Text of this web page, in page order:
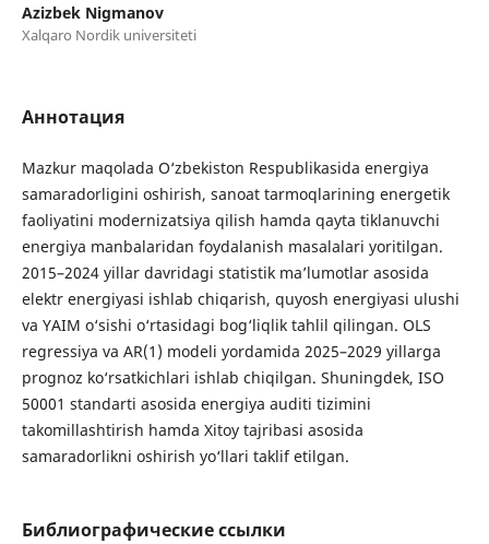
Azizbek Nigmanov
Xalqaro Nordik universiteti
Аннотация
Mazkur maqolada O‘zbekiston Respublikasida energiya
samaradorligini oshirish, sanoat tarmoqlarining energetik
faoliyatini modernizatsiya qilish hamda qayta tiklanuvchi
energiya manbalaridan foydalanish masalalari yoritilgan.
2015–2024 yillar davridagi statistik ma’lumotlar asosida
elektr energiyasi ishlab chiqarish, quyosh energiyasi ulushi
va YAIM o‘sishi o‘rtasidagi bog‘liqlik tahlil qilingan. OLS
regressiya va AR(1) modeli yordamida 2025–2029 yillarga
prognoz ko‘rsatkichlari ishlab chiqilgan. Shuningdek, ISO
50001 standarti asosida energiya auditi tizimini
takomillashtirish hamda Xitoy tajribasi asosida
samaradorlikni oshirish yo‘llari taklif etilgan.
Библиографические ссылки